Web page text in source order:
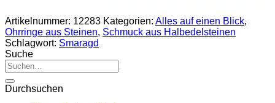
Artikelnummer: 12283 Kategorien: Alles auf einen Blick,
Ohrringe aus Steinen, Schmuck aus Halbedelsteinen
Schlagwort: Smaragd
Suche
Suche
nach:
Durchsuchen